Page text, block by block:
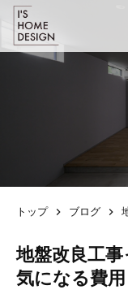
トップ ブログ
地盤改良工
気になる費